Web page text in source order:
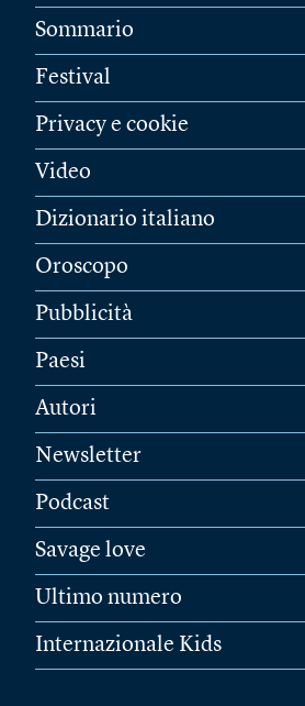
Sommario
Festival
Privacy e cookie
Video
Dizionario italiano
Oroscopo
Pubblicità
Paesi
Autori
Newsletter
Podcast
Savage love
Ultimo numero
Internazionale Kids